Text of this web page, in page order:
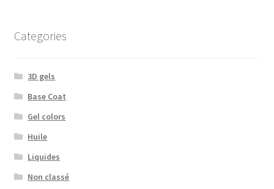
Categories
3D gels
Base Coat
Gel colors
Huile
Liquides
Non classé